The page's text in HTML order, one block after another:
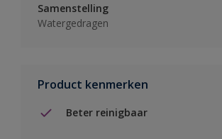
Samenstelling
Watergedragen
Product kenmerken
Beter reinigbaar